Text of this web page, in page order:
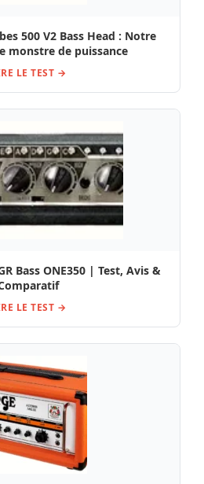
500 V2 Bass Head : Notre
monstre de puissance
LE TEST →
Bass ONE350 | Test, Avis &
LE TEST →